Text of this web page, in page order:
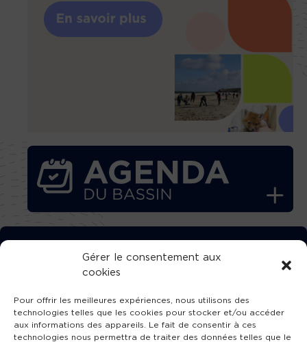
Gérer le consentement aux
cookies
Pour offrir les meilleures expériences, nous utilisons des
technologies telles que les cookies pour stocker et/ou accéder
aux informations des appareils. Le fait de consentir à ces
technologies nous permettra de traiter des données telles que le
TÉLÉCHARGEZ GRATUITEMENT
L’APPLICATION TVBA !